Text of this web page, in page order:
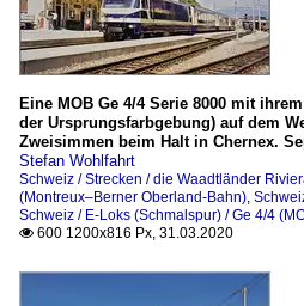
Eine MOB Ge 4/4 Serie 8000 mit
der Ursprungsfarbgebung) auf dem
Zweisimmen beim Halt in Chernex.
Stefan Wohlfahrt
Schweiz / Strecken / die Waadtländer
(Montreux–Berner Oberland-Bahn),
Schweiz / E-Loks (Schmalspur) / Ge 4/4
 600 1200x816 Px, 31.03.2020